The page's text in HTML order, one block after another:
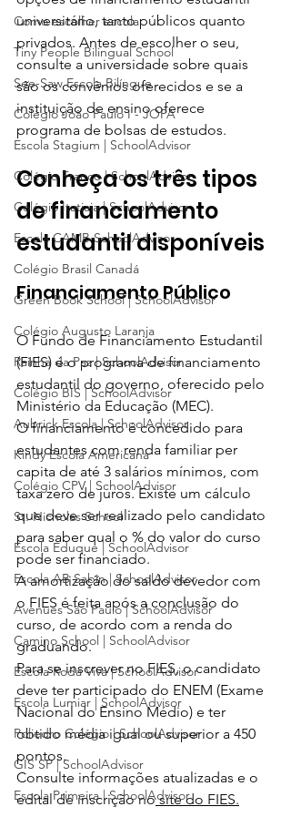
Como escolher escola
Tiny People Bilingual School
See-Saw Escola Bilíngue
Colégio João Paulo I - JOPA
Escola Stagium | SchoolAdvisor
Colégio Franco | SchoolAdvisor
Colégio Itatiaia | SchoolAdvisor
Escola CAMB SchoolAdvisor
Colégio Brasil Canadá
Green Book School | SchoolAdvisor
Colégio Augusto Laranja
Rainha da Paz | SchoolAdvisor
Colégio BIS | SchoolAdvisor
Aubrick Escola | SchoolAdvisor
Kindy Escola Americana
Colégio CPV | SchoolAdvisor
St. Nicholas School
Escola Eduque | SchoolAdvisor
Escola AB Sabin | SchoolAdvisor
Avenues São Paulo | SchoolAdvisor
Camino School | SchoolAdvisor
Escola Roda Viva | SchoolAdvisor
Escola Lumiar | SchoolAdvisor
Poliedro Colégio | SchoolAdvisor
GIS SP | SchoolAdvisor
Escola Primeira | SchoolAdvisor
universitário, tanto públicos quanto
privados. Antes de escolher o seu,
consulte a universidade sobre quais
são os convênios oferecidos e se a
instituição de ensino oferece
programa de bolsas de estudos.
Conheça os três tipos
de financiamento
estudantil disponíveis
Financiamento Público
O Fundo de Financiamento Estudantil
(FIES) é o programa de financiamento
estudantil do governo, oferecido pelo
Ministério da Educação (MEC).
O financiamento é concedido para
estudantes com renda familiar per
capita de até 3 salários mínimos, com
taxa zero de juros. Existe um cálculo
que deve ser realizado pelo candidato
para saber qual o % do valor do curso
pode ser financiado.
A amortização do saldo devedor com
o FIES é feita após a conclusão do
curso, de acordo com a renda do
graduando.
Para se inscrever no FIES, o candidato
deve ter participado do ENEM (Exame
Nacional do Ensino Médio) e ter
obtido média igual ou superior a 450
pontos.
Consulte informações atualizadas e o
edital de inscrição no site do FIES.